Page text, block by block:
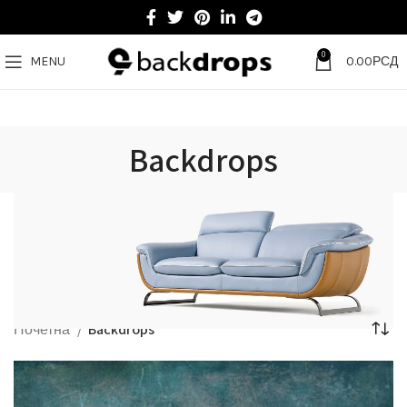
MENU 0 0.00РСД
Backdrops
VULUTATE DUIRA PARTURENT MIRA
Suspedise ullamcorper dis nisl ipsu habitasse nam
Почетна Backdrops